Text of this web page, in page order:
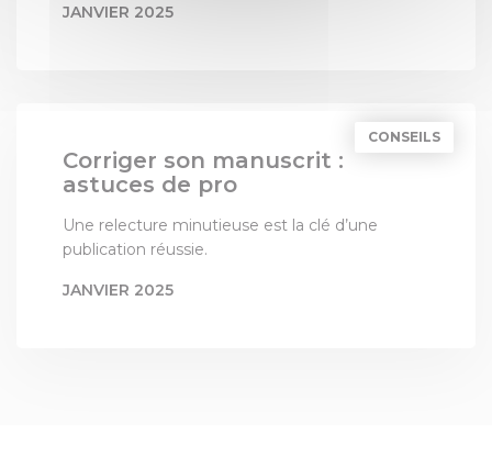
JANVIER 2025
CONSEILS
Corriger son manuscrit :
astuces de pro
Une relecture minutieuse est la clé d’une
publication réussie.
JANVIER 2025